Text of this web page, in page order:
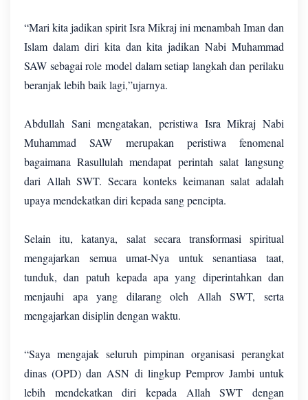
“Mari kita jadikan spirit Isra Mikraj ini menambah Iman dan
Islam dalam diri kita dan kita jadikan Nabi Muhammad
SAW sebagai role model dalam setiap langkah dan perilaku
beranjak lebih baik lagi,”ujarnya.
Abdullah Sani mengatakan, peristiwa Isra Mikraj Nabi
Muhammad SAW merupakan peristiwa fenomenal
bagaimana Rasullulah mendapat perintah salat langsung
dari Allah SWT. Secara konteks keimanan salat adalah
upaya mendekatkan diri kepada sang pencipta.
Selain itu, katanya, salat secara transformasi spiritual
mengajarkan semua umat-Nya untuk senantiasa taat,
tunduk, dan patuh kepada apa yang diperintahkan dan
menjauhi apa yang dilarang oleh Allah SWT, serta
mengajarkan disiplin dengan waktu.
“Saya mengajak seluruh pimpinan organisasi perangkat
dinas (OPD) dan ASN di lingkup Pemprov Jambi untuk
lebih mendekatkan diri kepada Allah SWT dengan